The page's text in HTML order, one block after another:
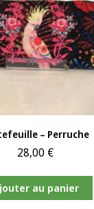
– Perruche
28,00 €
au panier